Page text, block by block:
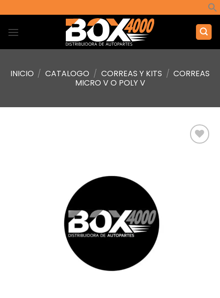
al
contenido
INICIO / CATALOGO / CORREAS Y KITS / CORREAS
MICRO V O POLY V